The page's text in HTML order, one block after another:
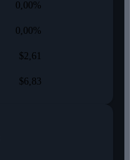
0,00%
0,00%
$2,61
$6,83